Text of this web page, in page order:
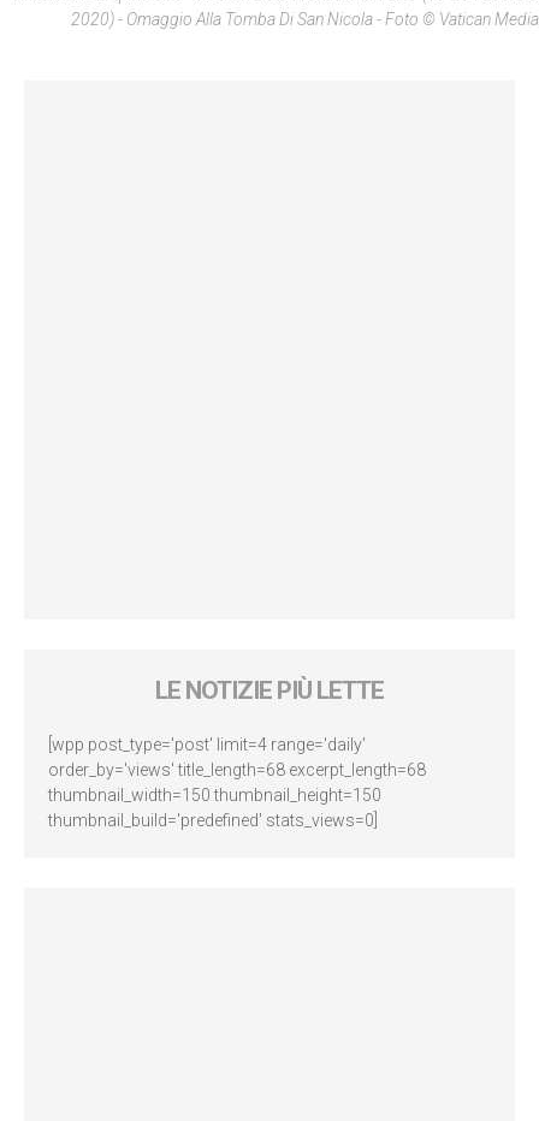
2020) - Omaggio Alla Tomba Di San Nicola - Foto © Vatican Media
LE NOTIZIE PIÙ LETTE
[wpp post_type='post' limit=4 range='daily'
order_by='views' title_length=68 excerpt_length=68
thumbnail_width=150 thumbnail_height=150
thumbnail_build='predefined' stats_views=0]